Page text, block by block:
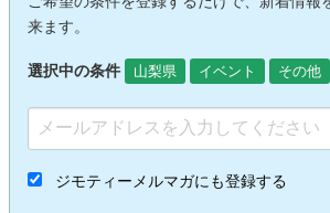
来ます。
選択中の条件 山梨県 イベント その他
ジモティーメルマガにも登録する